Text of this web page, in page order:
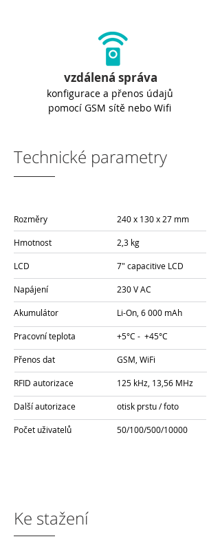
vzdálená správa
konfigurace a přenos údajů
pomocí GSM sítě nebo Wifi
Technické parametry
Rozměry
Hmotnost
LCD
Napájení
Akumulátor
Pracovní teplota
Přenos dat
RFID autorizace
Další autorizace
Počet uživatelů
240 x 130 x 27 mm
2,3 kg
7" capacitive LCD
230 V AC
Li-On, 6 000 mAh
+5°C - +45°C
GSM, WiFi
125 kHz, 13,56 MHz
otisk prstu / foto
50/100/500/10000
Ke stažení